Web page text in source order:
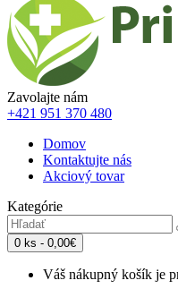
Zavolajte nám
+421 951 370 480
Domov
Kontaktujte nás
Akciový tovar
Kategórie
0 ks - 0,00€
Váš nákupný košík je